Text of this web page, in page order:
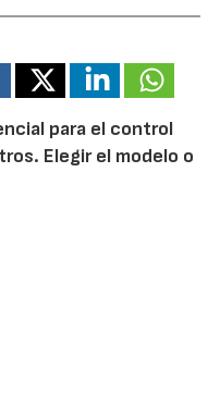
para el control
Elegir el modelo o